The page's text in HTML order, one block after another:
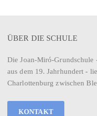
ÜBER DIE SCHULE
Die Joan-Miró-Grundschule
aus dem 19. Jahrhundert -
Charlottenburg zwischen
KONTAKT